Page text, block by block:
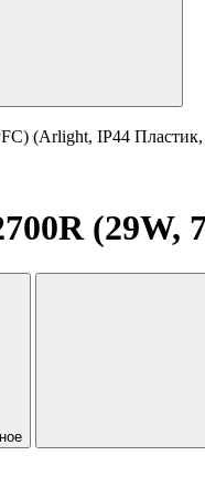
(Arlight, IP44 Пластик,
(29W,